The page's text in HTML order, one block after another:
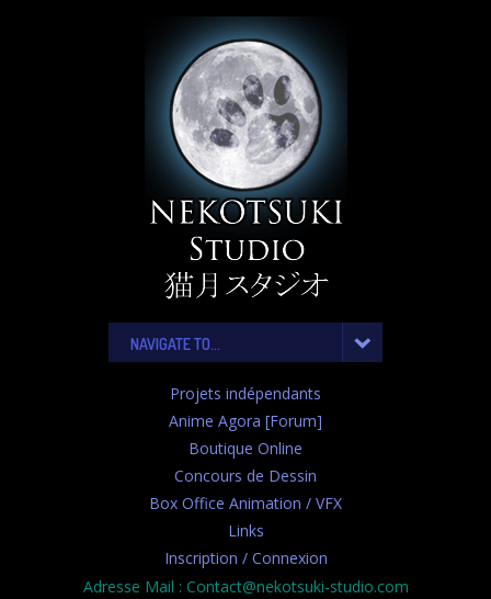
NAVIGATE TO...
Projets indépendants
Anime Agora [Forum]
Boutique Online
Concours de Dessin
Box Office Animation / VFX
Links
Inscription / Connexion
Adresse Mail : Contact@nekotsuki-studio.com